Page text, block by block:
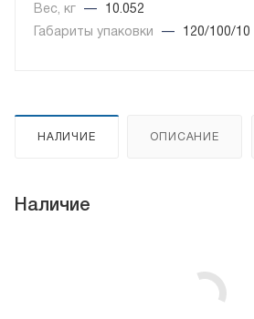
Вес, кг
—
10.052
Габариты упаковки
— 120/100/10
НАЛИЧИЕ ОПИСАНИЕ
Наличие